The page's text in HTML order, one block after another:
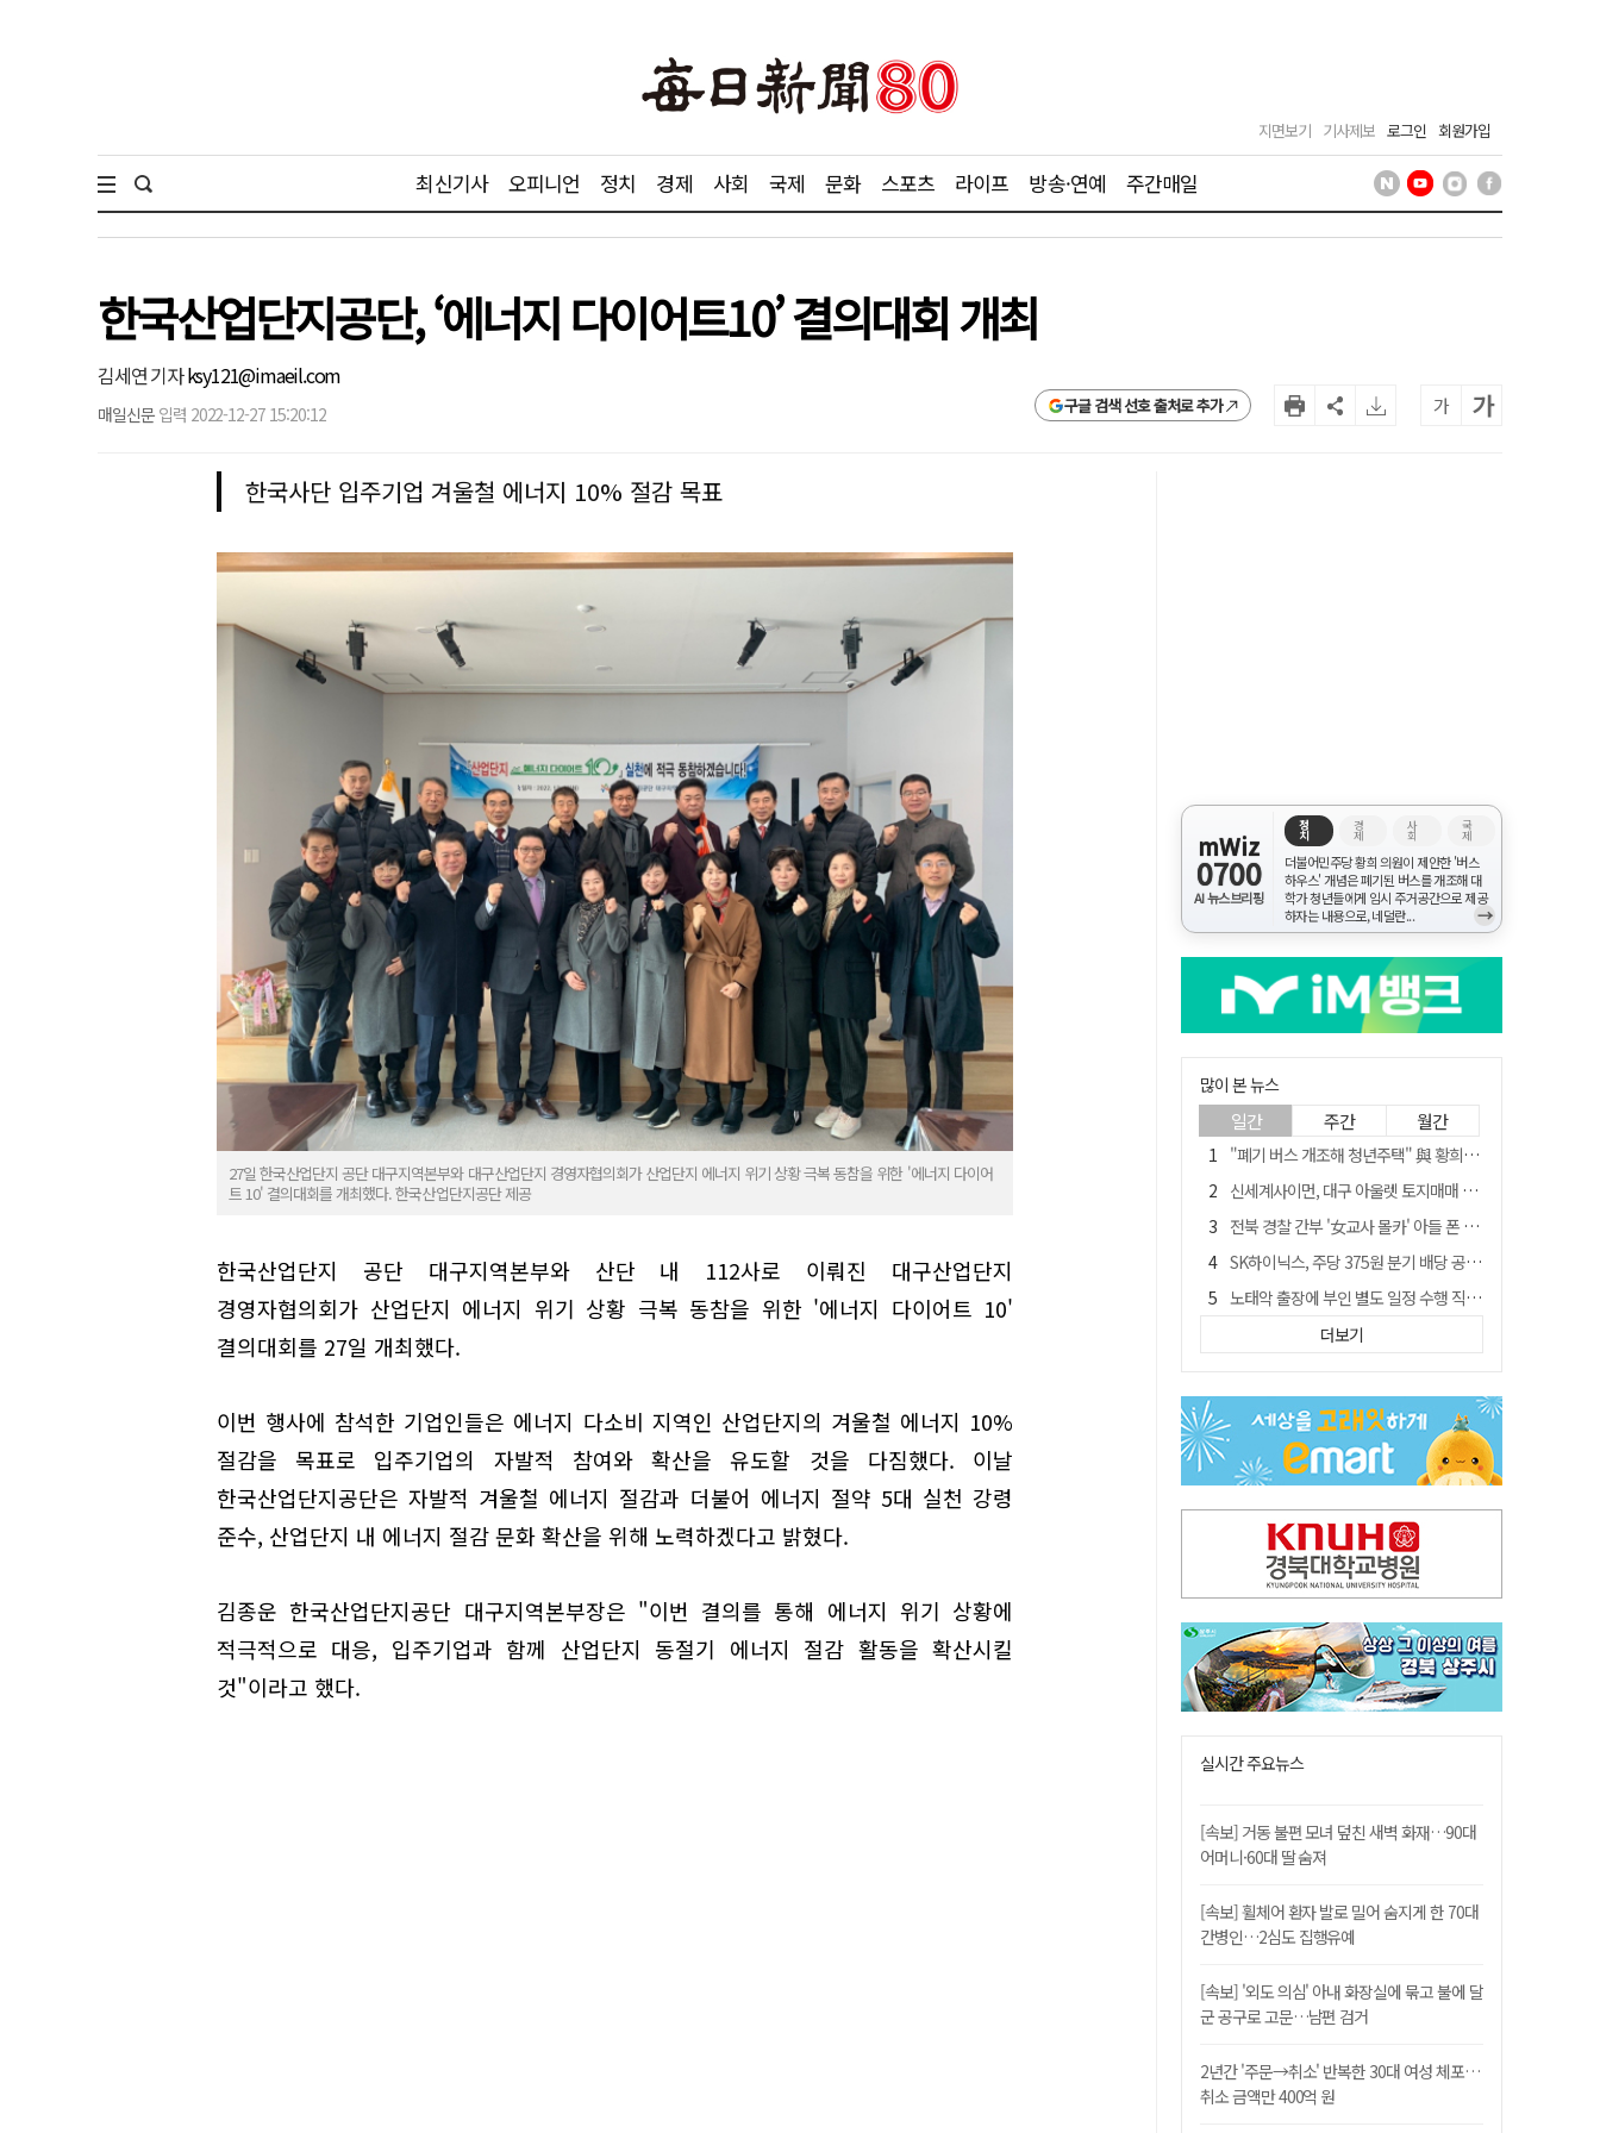
지면보기 기사제보 로그인 회원가입
최신기사 오피니언 정치 경제 사회 국제 문화 스포츠 라이프 방송·연예 주간매일
한국산업단지공단, ‘에너지 다이어트10’ 결의대회 개최
김세연 기자ksy121@imaeil.com
매일신문 입력 2022-12-27 15:20:12 구글 검색 선호 출처로 추가 가 가
한국사단 입주기업 겨울철 에너지 10% 절감 목표
27일 한국산업단지 공단 대구지역본부와 대구산업단지 경영자협의회가 산업단지 에너지 위기 상황 극복 동참을 위한 '에너지 다이어
트 10' 결의대회를 개최했다. 한국산업단지공단 제공
한국산업단지 공단 대구지역본부와 산단 내 112사로 이뤄진 대구산업단지
경영자협의회가 산업단지 에너지 위기 상황 극복 동참을 위한 '에너지 다이어트 10'
결의대회를 27일 개최했다.
이번 행사에 참석한 기업인들은 에너지 다소비 지역인 산업단지의 겨울철 에너지 10%
절감을 목표로 입주기업의 자발적 참여와 확산을 유도할 것을 다짐했다. 이날
한국산업단지공단은 자발적 겨울철 에너지 절감과 더불어 에너지 절약 5대 실천 강령
준수, 산업단지 내 에너지 절감 문화 확산을 위해 노력하겠다고 밝혔다.
김종운 한국산업단지공단 대구지역본부장은 "이번 결의를 통해 에너지 위기 상황에
적극적으로 대응, 입주기업과 함께 산업단지 동절기 에너지 절감 활동을 확산시킬
것"이라고 했다.
mWiz
0700
AI 뉴스브리핑
정
치
경
제
사
회
국
제
더불어민주당 황희 의원이 제안한 '버스
하우스' 개념은 폐기된 버스를 개조해 대
학가 청년들에게 임시 주거공간으로 제공
하자는 내용으로, 네덜란...
→
많이 본 뉴스
일간 주간 월간
"폐기 버스 개조해 청년주택" 與 황희…'딸 학비는 年 4200만원'
신세계사이먼, 대구 아울렛 토지매매 계약 체결… 사업 본궤도
전북 경찰 간부 '女교사 몰카' 아들 폰 부수고…"처벌 못하는 사안" 내부망에 글
SK하이닉스, 주당 375원 분기 배당 공시…"3분기 중 주주환원 방안 확정"
노태악 출장에 부인 별도 일정 수행 직원도…보고서엔 '공식일정 참석'
'새 아시아쿼터는 어떨까' 삼성 라이온즈, 새 얼굴 투수 미야모리 영입
박권현 청도군수, '햇빛 연금 사업' 공약 시동걸어
통합 고속철 할인 '반짝 3년'…이후 요금 도로 오른다?
"골프채로 YG 신사옥 출입문 '쾅쾅'…20대 여성 현행범 체포"[영상]
더보기
실시간 주요뉴스
[속보] 거동 불편 모녀 덮친 새벽 화재…90대
어머니·60대 딸 숨져
[속보] 휠체어 환자 발로 밀어 숨지게 한 70대
간병인…2심도 집행유예
[속보] '외도 의심' 아내 화장실에 묶고 불에 달
군 공구로 고문…남편 검거
2년간 '주문→취소' 반복한 30대 여성 체포…
취소 금액만 400억 원